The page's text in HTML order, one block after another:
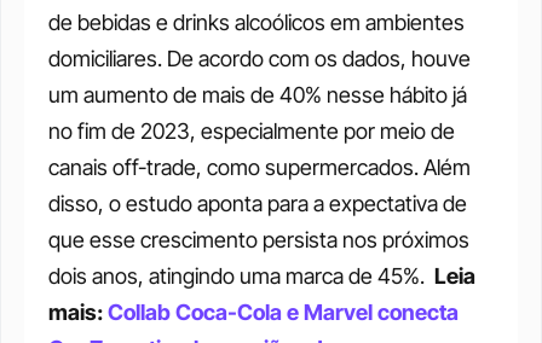
de bebidas e drinks alcoólicos em ambientes
domiciliares. De acordo com os dados, houve
um aumento de mais de 40% nesse hábito já
no fim de 2023, especialmente por meio de
canais off-trade, como supermercados. Além
disso, o estudo aponta para a expectativa de
que esse crescimento persista nos próximos
dois anos, atingindo uma marca de 45%. Leia
mais: Collab Coca-Cola e Marvel conecta